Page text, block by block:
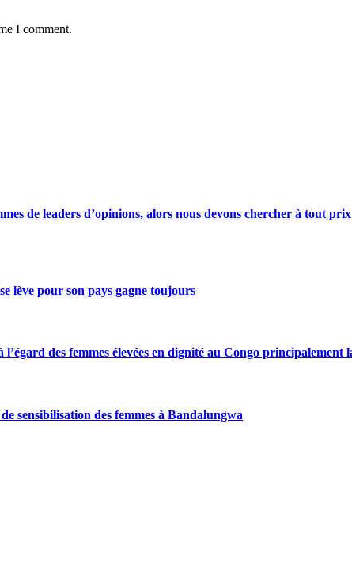
I comment.
de leaders d’opinions, alors nous devons chercher à tout
lève pour son pays gagne toujours
des femmes élevées en dignité au Congo
sensibilisation des femmes à Bandalungwa